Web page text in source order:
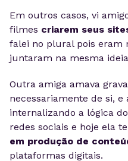
Em outros casos, vi
filmes criarem seus
falei no plural pois eram
juntaram na mesma
Outra amiga amava
necessariamente de si, e
internalizando a lógica
redes sociais e hoje ela
em produção de
plataformas digitais.